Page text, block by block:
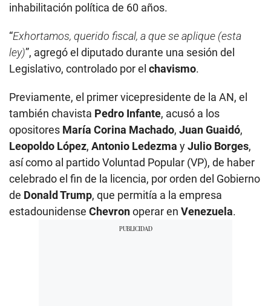
inhabilitación política de 60 años.
“Exhortamos, querido fiscal, a que se aplique (esta
ley)”, agregó el diputado durante una sesión del
Legislativo, controlado por el chavismo.
Previamente, el primer vicepresidente de la AN, el
también chavista Pedro Infante, acusó a los
opositores María Corina Machado, Juan Guaidó,
Leopoldo López, Antonio Ledezma yJulio Borges,
así como al partido Voluntad Popular (VP), de haber
celebrado el fin de la licencia, por orden del Gobierno
de Donald Trump, que permitía a la empresa
estadounidense Chevronoperar en Venezuela.